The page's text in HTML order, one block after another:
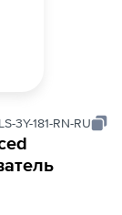
3Y-181-RN-RU